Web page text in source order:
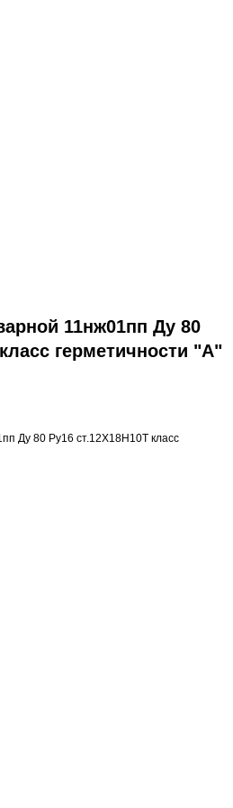
11нж01пп Ду 80
герметичности "А"
Ду 80 Ру16 ст.12Х18Н10Т класс